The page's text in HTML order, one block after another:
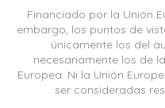
Financiado por la Unión
embargo, los puntos de
únicamente los del
necesariamente los de
Europea. Ni la Unión
ser consideradas